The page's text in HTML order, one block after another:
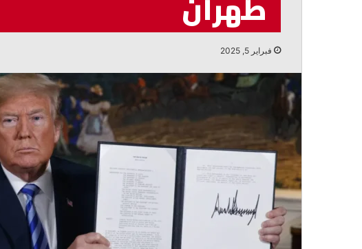
فبراير 5, 2025
النفايات
أغسطس 7, 2026
ترزيان: لا لتوسعة المرفأ قبل حل أزمة النفايات